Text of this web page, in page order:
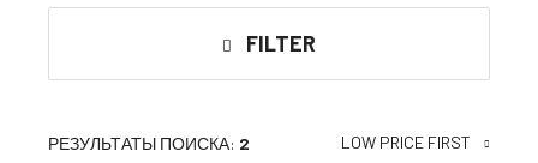
FILTER
РЕЗУЛЬТАТЫ ПОИСКА: 2 LOW PRICE FIRST